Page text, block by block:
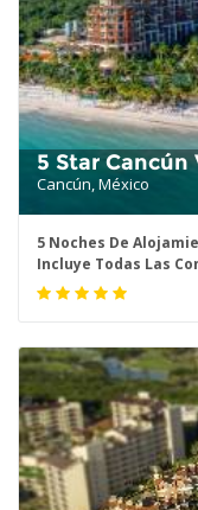
5 Star Cancún
Cancún, México
5 Noches De
Incluye Todas Las